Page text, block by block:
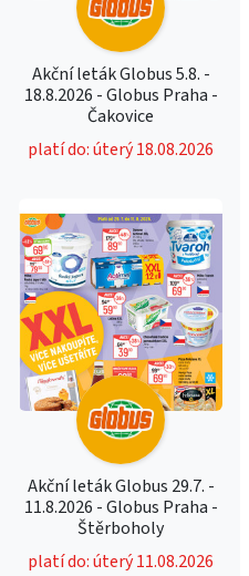
Akční leták Globus 5.8. -
18.8.2026 - Globus Praha -
Čakovice
platí do: úterý 18.08.2026
Akční leták Globus 29.7. -
11.8.2026 - Globus Praha -
Štěrboholy
platí do: úterý 11.08.2026